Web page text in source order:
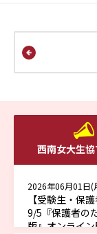
西南女大生協
2026年06月01日(
【受験生・保
9/5『保護者の
版』オンライ